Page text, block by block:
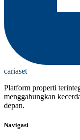
cariaset
Platform properti
menggabungkan
depan.
Navigasi